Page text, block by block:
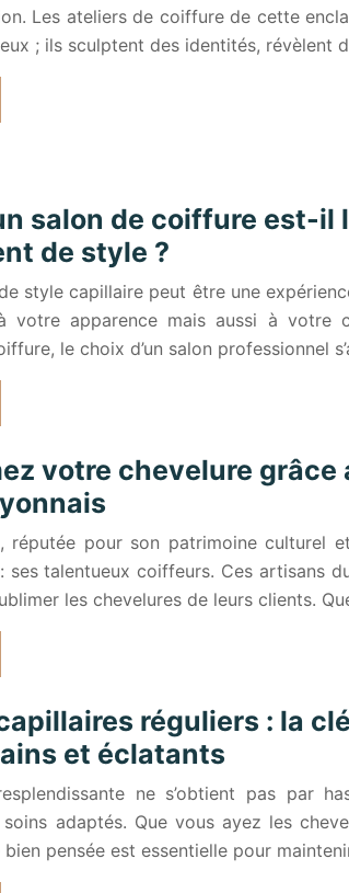
Les ateliers de coiffure de cette
; ils sculptent des identités, révèlent
salon de coiffure est-il
de style ?
style capillaire peut être une
votre apparence mais aussi à votre
le choix d’un salon professionnel
votre chevelure grâce
réputée pour son patrimoine culturel
ses talentueux coiffeurs. Ces artisans
les chevelures de leurs clients.
réguliers : la
et éclatants
ne s’obtient pas par
adaptés. Que vous ayez les
pensée est essentielle pour